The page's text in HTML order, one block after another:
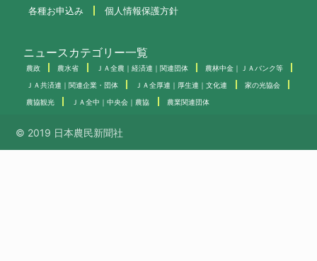
各種お申込み
個人情報保護方針
ニュースカテゴリー一覧
農政 農水省 ＪＡ全農｜経済連｜関連団体 農林中金｜ＪＡバンク等
ＪＡ共済連｜関連企業・団体 ＪＡ全厚連｜厚生連｜文化連 家の光協会
農協観光 ＪＡ全中｜中央会｜農協 農業関連団体
© 2019 日本農民新聞社